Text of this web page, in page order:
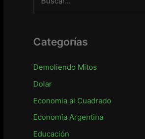
c
r
p
o
r
:
Categorías
Demoliendo Mitos
Dolar
Economia al Cuadrado
Economia Argentina
Educación